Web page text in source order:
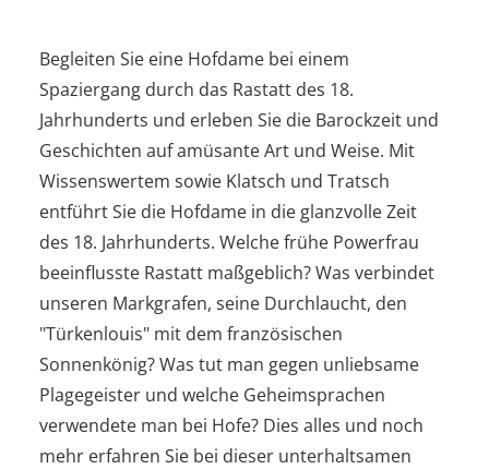
Begleiten Sie eine Hofdame bei einem
Spaziergang durch das Rastatt des 18.
Jahrhunderts und erleben Sie die Barockzeit und
Geschichten auf amüsante Art und Weise. Mit
Wissenswertem sowie Klatsch und Tratsch
entführt Sie die Hofdame in die glanzvolle Zeit
des 18. Jahrhunderts. Welche frühe Powerfrau
beeinflusste Rastatt maßgeblich? Was verbindet
unseren Markgrafen, seine Durchlaucht, den
"Türkenlouis" mit dem französischen
Sonnenkönig? Was tut man gegen unliebsame
Plagegeister und welche Geheimsprachen
verwendete man bei Hofe? Dies alles und noch
mehr erfahren Sie bei dieser unterhaltsamen